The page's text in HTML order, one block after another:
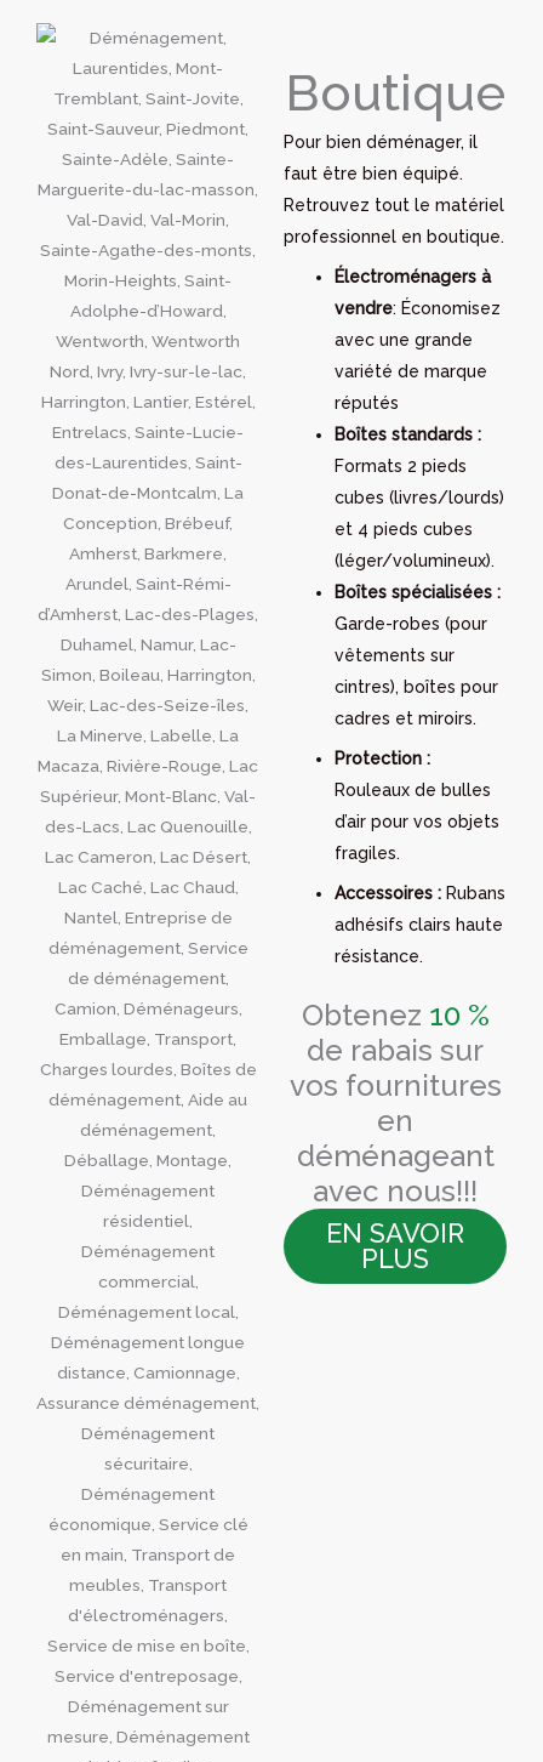
Boutique
Pour bien déménager, il
faut être bien équipé.
Retrouvez tout le matériel
professionnel en boutique.
Électroménagers à
vendre: Économisez
avec une grande
variété de marque
réputés
Boîtes standards :
Formats 2 pieds
cubes (livres/lourds)
et 4 pieds cubes
(léger/volumineux).
Boîtes spécialisées :
Garde-robes (pour
vêtements sur
cintres), boîtes pour
cadres et miroirs.
Protection :
Rouleaux de bulles
d’air pour vos objets
fragiles.
Accessoires : Rubans
adhésifs clairs haute
résistance.
Obtenez 10 %
de rabais sur
vos fournitures
en
déménageant
avec nous!!!
EN SAVOIR
PLUS